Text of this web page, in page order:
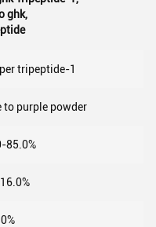
ghk,
tripeptide-1
to purple powder
85.0%